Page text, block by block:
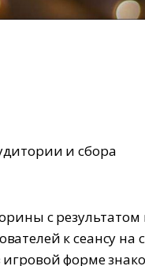
и сбора
с результатом
к сеансу на
форме